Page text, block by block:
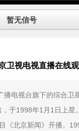
卫视电视直播在线
播电视台旗下的综合卫
于1998年1月1日上星。
《北京新闻》开播。